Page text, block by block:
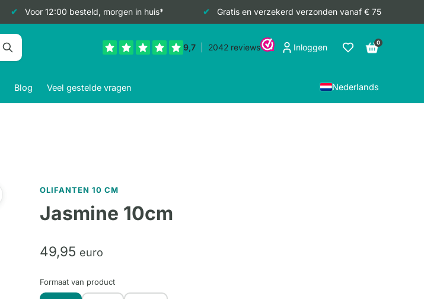
Voor 12:00 besteld, morgen in huis* Gratis en verzekerd verzonden vanaf € 75
Inloggen 0
Blog Veel gestelde vragen Nederlands
OLIFANTEN 10 CM
Jasmine 10cm
49,95 euro
Formaat van product